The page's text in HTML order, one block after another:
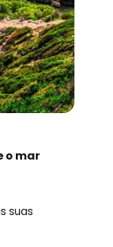
o mar
suas